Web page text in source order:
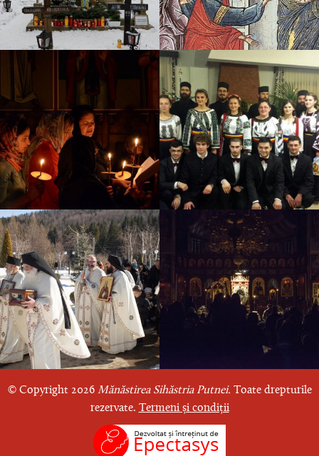
© Copyright 2026 Mănăstirea Sihăstria Putnei. Toate drepturile
rezervate. Termeni și condiții